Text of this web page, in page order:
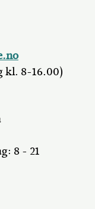
kl. 8-16.00)
8 - 21